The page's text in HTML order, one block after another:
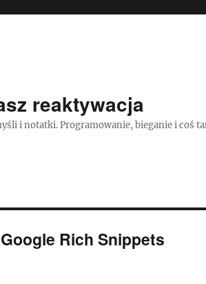
reaktywacja
i notatki. Programowanie, bieganie i coś
Google Rich Snippets